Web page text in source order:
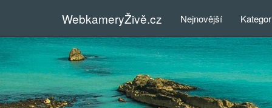
WebkameryŽivě.cz Nejnovější